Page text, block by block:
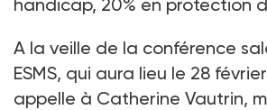
A la veille de la conférence
ESMS, qui aura lieu le 28
appelle à Catherine Vautrin,